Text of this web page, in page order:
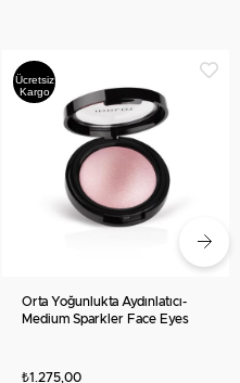
Ücretsiz
Kargo
Orta Yoğunlukta Aydınlatıcı-
Medium Sparkler Face Eyes
₺1.275,00